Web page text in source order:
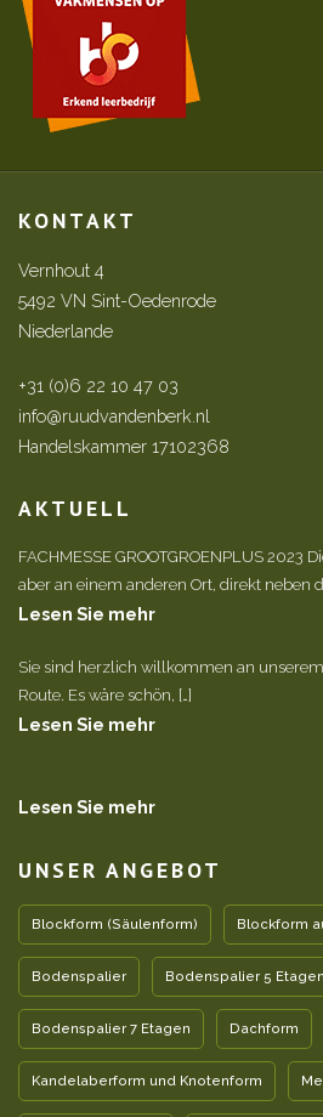
KONTAKT
Vernhout 4
5492 VN Sint-Oedenrode
Niederlande
+31 (0)6 22 10 47 03
info@ruudvandenberk.nl
Handelskammer 17102368
AKTUELL
FACHMESSE GROOTGROENPLUS 2023
aber an einem anderen Ort, direkt neben
Lesen Sie mehr
Sie sind herzlich willkommen an
Route. Es wäre schön, […]
Lesen Sie mehr
Lesen Sie mehr
UNSER ANGEBOT
Blockform (Säulenform) Blockform
Bodenspalier Bodenspalier 5 Etagen
Bodenspalier 7 Etagen Dachform
Kandelaberform und Knotenform